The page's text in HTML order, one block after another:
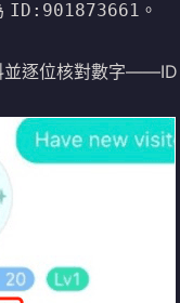
ID:901873661 。
逐位核對數字